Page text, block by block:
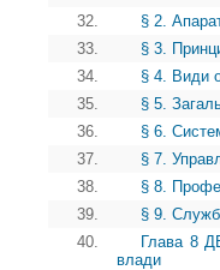
32.
§ 2.
33.
§ 3.
34.
§ 4. Види
35.
§ 5.
36.
§ 6.
37.
§ 7.
38.
§ 8.
39.
§ 9.
40.
Глава 8
влади